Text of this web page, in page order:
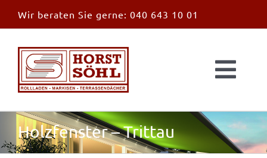
Inhalt
Wir beraten Sie gerne: 040 643 10 01
News
Holzfenster – Trittau